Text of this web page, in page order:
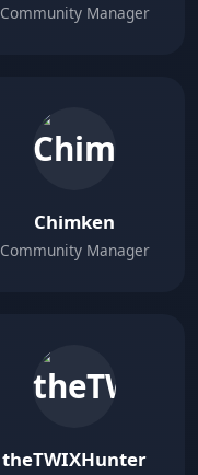
Community Manager
Chimken
Community Manager
theTWIXHunter